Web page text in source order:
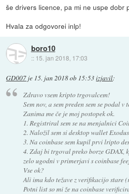
še drivers licence, pa mi ne uspe dobr
Hvala za odgovorei inlp!
boro10
:: 15. jan 2018, 17:03
GD007 je 15. jan 2018 ob 15:53izjavil:
Zdravo vsem kripto trgovalcem!
Sem nov, a sem preden sem se podal
Zanima me če je moj postopek ok.
1. Registriral sem se na menjalnici
2. Naložil sem si desktop wallet Exodus
3. Na coinbase sem kupil prvi lripto
4. Zdaj bi trgoval preko borze GDAX,
zelo ugodni v primerjavi s coinbase
Vse ok?
Ali ima kdo težave z verifikacijo stare
Potni list so mi že na coinbase